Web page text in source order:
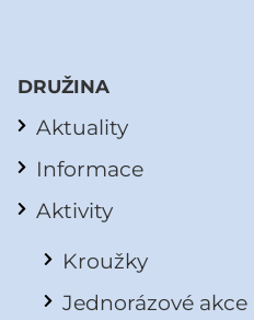
DRUŽINA
Aktuality
Informace
Aktivity
Kroužky
Jednorázové akce